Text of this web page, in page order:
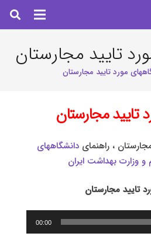
تایيد مجارستان
مورد تایيد مجارستان
تایید مجارستان
، راهنمای دانشگاههای
و وزارت بهداشت ایران
تایید مجارستان
00:00